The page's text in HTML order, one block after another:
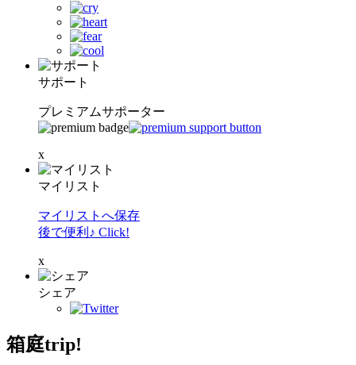
サポート
プレミアムサポーター
x
マイリスト
マイリストへ保存
後で便利♪ Click!
x
シェア
箱庭trip!